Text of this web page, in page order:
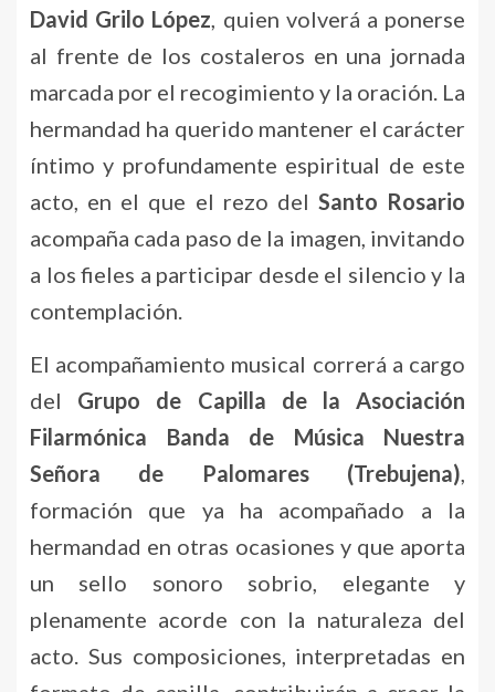
David Grilo López , quien volverá a ponerse
al frente de los costaleros en una jornada
marcada por el recogimiento y la oración. La
hermandad ha querido mantener el carácter
íntimo y profundamente espiritual de este
acto, en el que el rezo del Santo Rosario
acompaña cada paso de la imagen, invitando
a los fieles a participar desde el silencio y la
contemplación.
El acompañamiento musical correrá a cargo
del Grupo de Capilla de la Asociación
Filarmónica Banda de Música Nuestra
Señora de Palomares (Trebujena)
formación que ya ha acompañado a la
hermandad en otras ocasiones y que aporta
un sello sonoro sobrio, elegante y
plenamente acorde con la naturaleza del
acto. Sus composiciones, interpretadas en